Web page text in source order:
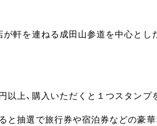
が軒を連ねる成田山参道を中心とし
以上、購入いただくと１つスタンプ
と抽選で旅行券や宿泊券などの豪華